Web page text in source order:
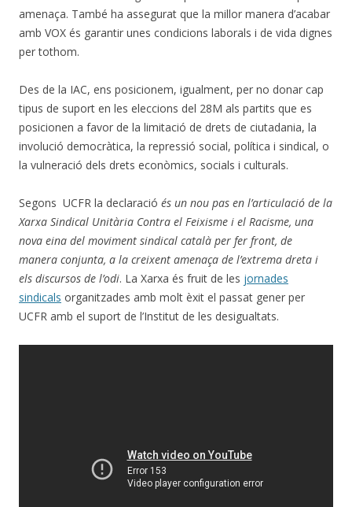
amenaça. També ha assegurat que la millor manera d’acabar
amb VOX és garantir unes condicions laborals i de vida dignes
per tothom.
Des de la IAC, ens posicionem, igualment, per no donar cap
tipus de suport en les eleccions del 28M als partits que es
posicionen a favor de la limitació de drets de ciutadania, la
involució democràtica, la repressió social, política i sindical, o
la vulneració dels drets econòmics, socials i culturals.
Segons UCFR la declaració és un nou pas en l’articulació de la
Xarxa Sindical Unitària Contra el Feixisme i el Racisme, una
nova eina del moviment sindical català per fer front, de
manera conjunta, a la creixent amenaça de l’extrema dreta i
els discursos de l’odi. La Xarxa és fruit de les jornades
sindicals organitzades amb molt èxit el passat gener per
UCFR amb el suport de l’Institut de les desigualtats.